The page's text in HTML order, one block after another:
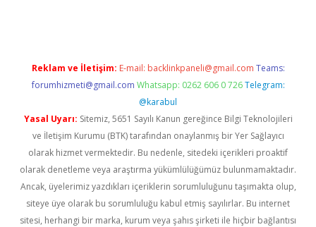
Reklam ve İletişim: E-mail: backlinkpaneli@gmail.com Teams:
forumhizmeti@gmail.com Whatsapp: 0262 606 0 726 Telegram:
@karabul
Yasal Uyarı: Sitemiz, 5651 Sayılı Kanun gereğince Bilgi Teknolojileri
ve İletişim Kurumu (BTK) tarafından onaylanmış bir Yer Sağlayıcı
olarak hizmet vermektedir. Bu nedenle, sitedeki içerikleri proaktif
olarak denetleme veya araştırma yükümlülüğümüz bulunmamaktadır.
Ancak, üyelerimiz yazdıkları içeriklerin sorumluluğunu taşımakta olup,
siteye üye olarak bu sorumluluğu kabul etmiş sayılırlar. Bu internet
sitesi, herhangi bir marka, kurum veya şahıs şirketi ile hiçbir bağlantısı